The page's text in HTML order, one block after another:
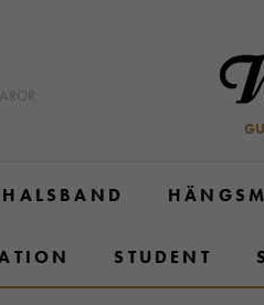
HALSBAND
STUDENT